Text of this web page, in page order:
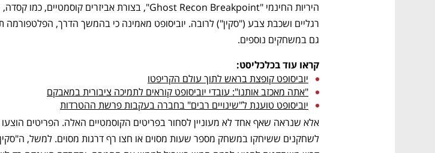
גם במשחקים נוספים.
קראו עוד בכלכליסט:
יוביסופט קופצת בראש לתוך עולם הקריפטו
"אתה מאכזב אותנו": עובדי יוביסופט קוראים לתמיכה ציבורית במאבקם
יוביסופט טוענת ל"שינויים רבים" בחברה בעקבות פרשת ההטרדות